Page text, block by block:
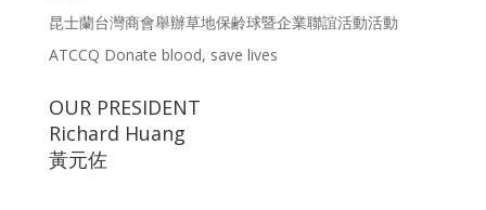
昆士蘭台灣商會舉辦草地保齢球暨企業聯誼活動活動
ATCCQ Donate blood, save lives
OUR PRESIDENT
Richard Huang
黃元佐